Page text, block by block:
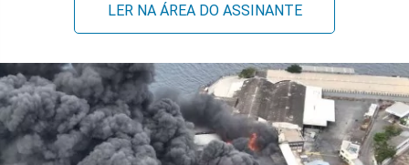
LER NA ÁREA DO ASSINANTE